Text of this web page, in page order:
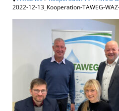
2022-12-13_Kooperation-TAWEG-